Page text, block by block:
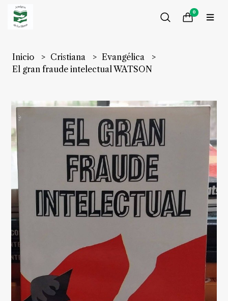
0
Inicio Cristiana
Evangélica
El gran fraude intelectual WATSON